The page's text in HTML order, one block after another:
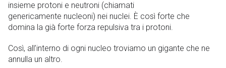
insieme protoni e neutroni (chiamati
genericamente nucleoni) nei nuclei. È così forte che
domina la già forte forza repulsiva tra i protoni.
Così, all’interno di ogni nucleo troviamo un gigante che ne
annulla un altro.